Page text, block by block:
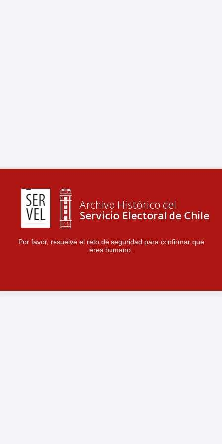
Por favor, resuelve el reto de seguridad para confirmar que
eres humano.